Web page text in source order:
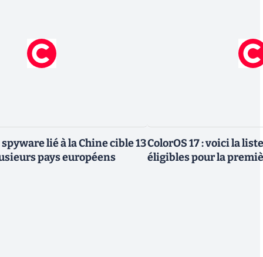
lié à la Chine cible 13
pays européens
ColorOS 17 : voici la
éligibles pour la